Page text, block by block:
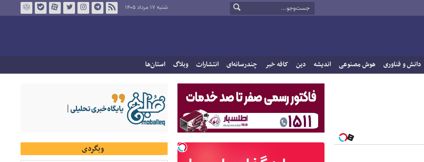
شنبه ۱۷ مرداد ۱۴۰۵
دانش و فناوری هوش مصنوعی اندیشه دین کافه خبر چندرسانه‌ای انتشارات وبلاگ استان‌ها
وبگردی